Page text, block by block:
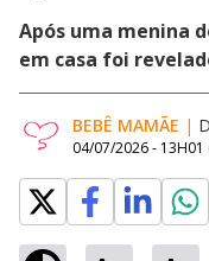
Após uma menina
em casa foi
BEBÊ MAMÃE |
04/07/2026 - 13H01